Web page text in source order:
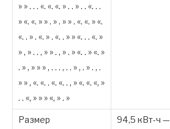
» » . . . «. «. «. » . . » . . «. . .
» «. «. » » . » . » » . «. «. » «.
«. . » . «. » . «. . » » «. . . «. »
» , » . . , » » . , » . » «. . » «. »
. » , » » » , . . . , . . » , . » . , .
» » , «. «. . «. «. . , » «. «. «, »
. . «, » » » «, » . »
Размер
94,5 кВт-ч —